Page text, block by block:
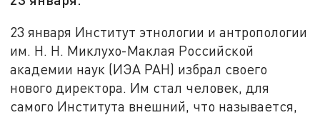
23 января Институт этнологии и антропологии
им. Н. Н. Миклухо-Маклая Российской
академии наук (ИЭА РАН) избрал своего
нового директора. Им стал человек, для
самого Института внешний, что называется,